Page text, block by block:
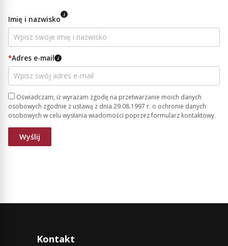
Imię i nazwisko i
*Adres e-mail i
Oświadczam, iż wyrażam zgodę na przetwarzanie moich danych
osobowych zgodnie z ustawą z dnia 29.08.1997 r. o ochronie danych
osobowych w celu wysłania wiadomości poprzez formularz kontaktowy.
Kontakt